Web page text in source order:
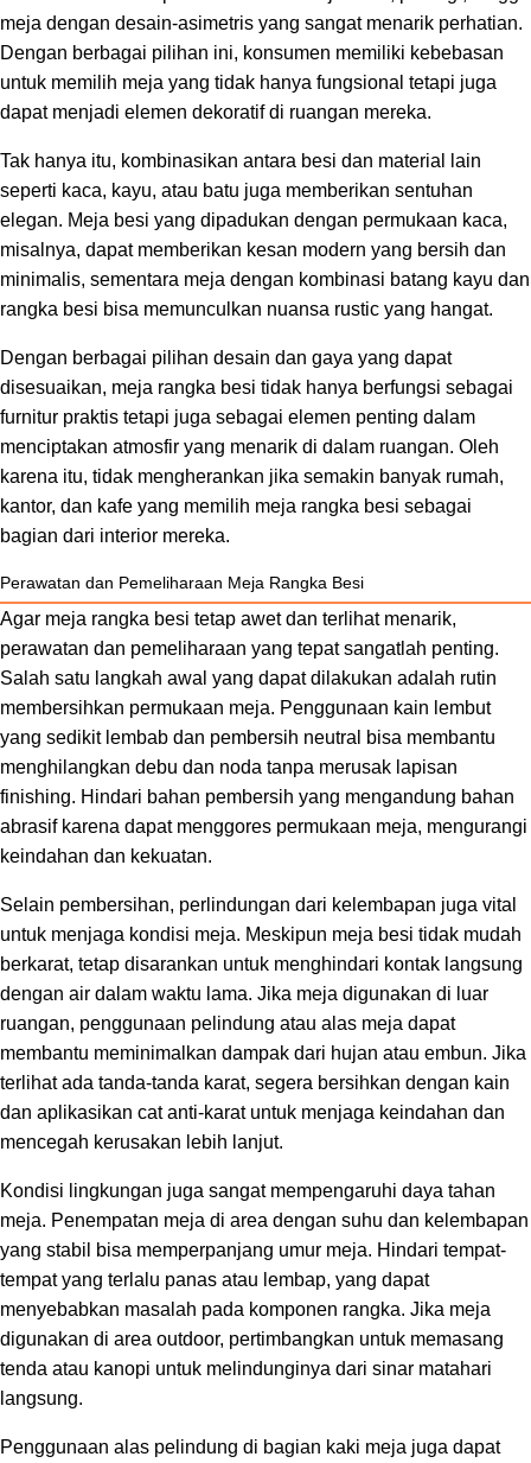
meja dengan desain-asimetris yang sangat menarik perhatian.
Dengan berbagai pilihan ini, konsumen memiliki kebebasan
untuk memilih meja yang tidak hanya fungsional tetapi juga
dapat menjadi elemen dekoratif di ruangan mereka.
Tak hanya itu, kombinasikan antara besi dan material lain
seperti kaca, kayu, atau batu juga memberikan sentuhan
elegan. Meja besi yang dipadukan dengan permukaan kaca,
misalnya, dapat memberikan kesan modern yang bersih dan
minimalis, sementara meja dengan kombinasi batang kayu dan
rangka besi bisa memunculkan nuansa rustic yang hangat.
Dengan berbagai pilihan desain dan gaya yang dapat
disesuaikan, meja rangka besi tidak hanya berfungsi sebagai
furnitur praktis tetapi juga sebagai elemen penting dalam
menciptakan atmosfir yang menarik di dalam ruangan. Oleh
karena itu, tidak mengherankan jika semakin banyak rumah,
kantor, dan kafe yang memilih meja rangka besi sebagai
bagian dari interior mereka.
Perawatan dan Pemeliharaan Meja Rangka Besi
Agar meja rangka besi tetap awet dan terlihat menarik,
perawatan dan pemeliharaan yang tepat sangatlah penting.
Salah satu langkah awal yang dapat dilakukan adalah rutin
membersihkan permukaan meja. Penggunaan kain lembut
yang sedikit lembab dan pembersih neutral bisa membantu
menghilangkan debu dan noda tanpa merusak lapisan
finishing. Hindari bahan pembersih yang mengandung bahan
abrasif karena dapat menggores permukaan meja, mengurangi
keindahan dan kekuatan.
Selain pembersihan, perlindungan dari kelembapan juga vital
untuk menjaga kondisi meja. Meskipun meja besi tidak mudah
berkarat, tetap disarankan untuk menghindari kontak langsung
dengan air dalam waktu lama. Jika meja digunakan di luar
ruangan, penggunaan pelindung atau alas meja dapat
membantu meminimalkan dampak dari hujan atau embun. Jika
terlihat ada tanda-tanda karat, segera bersihkan dengan kain
dan aplikasikan cat anti-karat untuk menjaga keindahan dan
mencegah kerusakan lebih lanjut.
Kondisi lingkungan juga sangat mempengaruhi daya tahan
meja. Penempatan meja di area dengan suhu dan kelembapan
yang stabil bisa memperpanjang umur meja. Hindari tempat-
tempat yang terlalu panas atau lembap, yang dapat
menyebabkan masalah pada komponen rangka. Jika meja
digunakan di area outdoor, pertimbangkan untuk memasang
tenda atau kanopi untuk melindunginya dari sinar matahari
langsung.
Penggunaan alas pelindung di bagian kaki meja juga dapat